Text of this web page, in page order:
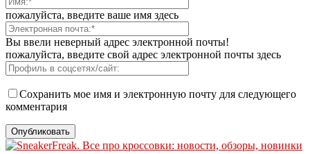
пожалуйста, введите ваше имя здесь
Вы ввели неверный адрес электронной почты!
пожалуйста, введите свой адрес электронной почты здесь
Сохранить мое имя и электронную почту для следующего
комментария